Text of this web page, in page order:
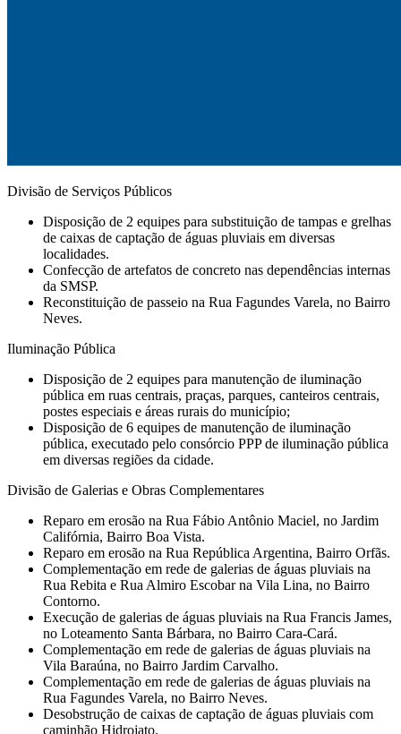
Divisão de Serviços Públicos
Disposição de 2 equipes para substituição de tampas e grelhas
de caixas de captação de águas pluviais em diversas
localidades.
Confecção de artefatos de concreto nas dependências internas
da SMSP.
Reconstituição de passeio na Rua Fagundes Varela, no Bairro
Neves.
Iluminação Pública
Disposição de 2 equipes para manutenção de iluminação
pública em ruas centrais, praças, parques, canteiros centrais,
postes especiais e áreas rurais do município;
Disposição de 6 equipes de manutenção de iluminação
pública, executado pelo consórcio PPP de iluminação pública
em diversas regiões da cidade.
Divisão de Galerias e Obras Complementares
Reparo em erosão na Rua Fábio Antônio Maciel, no Jardim
Califórnia, Bairro Boa Vista.
⁠Reparo em erosão na Rua República Argentina, Bairro Orfãs.
⁠Complementação em rede de galerias de águas pluviais na
Rua Rebita e Rua Almiro Escobar na Vila Lina, no Bairro
Contorno.
Execução de galerias de águas pluviais na Rua Francis James,
no Loteamento Santa Bárbara, no Bairro Cara-Cará.⁠
Complementação em rede de galerias de águas pluviais na
Vila Baraúna, no Bairro Jardim Carvalho.
Complementação em rede de galerias de águas pluviais na
Rua Fagundes Varela, no Bairro Neves.
Desobstrução de caixas de captação de águas pluviais com
caminhão Hidrojato.